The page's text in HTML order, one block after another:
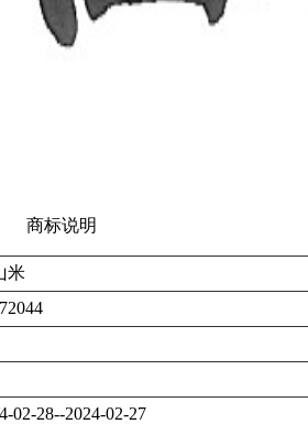
商标说明
米
02-28--2024-02-27